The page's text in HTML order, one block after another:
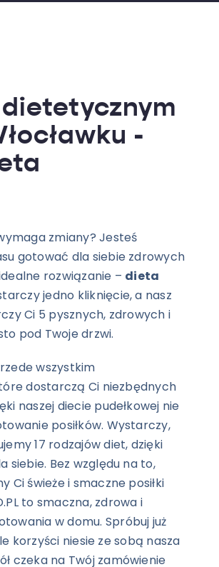
-
zmiany? Jesteś
gotować dla siebie zdrowych
rozwiązanie – dieta
jedno kliknięcie, a nasz
Ci 5 pysznych, zdrowych i
pod Twoje drzwi.
wszystkim
dostarczą Ci niezbędnych
naszej diecie pudełkowej nie
posiłków. Wystarczy,
17 rodzajów diet, dzięki
siebie. Bez względu na to,
Ci świeże i smaczne posiłki
to smaczna, zdrowa i
w domu. Spróbuj już
korzyści niesie ze sobą nasza
czeka na Twój zamówienie